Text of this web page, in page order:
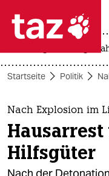

themen
politik
öko
Startseite Politik
Nach Explosion im
Hilfsgüter